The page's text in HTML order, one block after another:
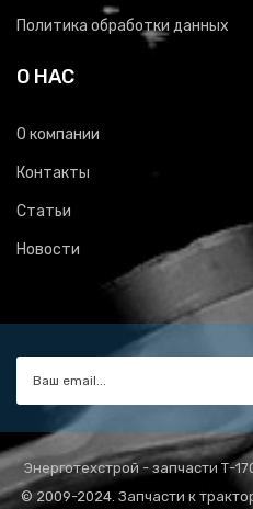
Политика обработки данных
О НАС
О компании
Контакты
Статьи
Новости
Энерготехстрой - запчасти Т-
© 2009-2024. Запчасти к